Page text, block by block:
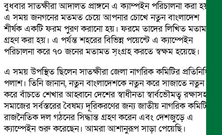
বুধবার সাতক্ষীরা আদালত প্রাঙ্গনে এ ক্যাম্পইন পরিচালনা করা হয়।
এ সময় জনগনের মতমত চেয়ে আপনার চোখে নতুন বাংলাদেশ
শীর্ষক একটি ফরম পুরণ করানো হয়। ফরমে তাদের লিখিত মতামত
গ্রহণ করা হয়। এ পর্যন্ত শহরের বিভিন্ন পয়েন্টে এ ক্যাম্পেইন
পরিচালনা করে ৭০ জনের মতামত স্ংগ্রহ করতে স্বক্ষম হয়েছে।
এ সময় উপস্থিত ছিলেন সাতক্ষীরা জেলা নাগরিক কমিটির প্রতিনিধি
পলাশ। তিনি জানান, নতুন বাংলাদেশকে নতুন করে সাজাতে নতুন
করে বাঁচতে শেখার আহ্বানে দেশের স্বাধীনতা স্বার্বভৌমত্ব রক্ষাসহ
সমাজের সর্বস্তরের বৈষম্য দূরিকরণের জন্য জাতীয় নাগরিক কমিটি
রাজনৈতিক দল গঠনের সিদ্ধান্ত গ্রহণ করেন এবং দেশজুড়ে এ
ক্যাম্পেইন শুরু করেছেন। আমরা আশানুরূপ সাড়া পেয়েছি।